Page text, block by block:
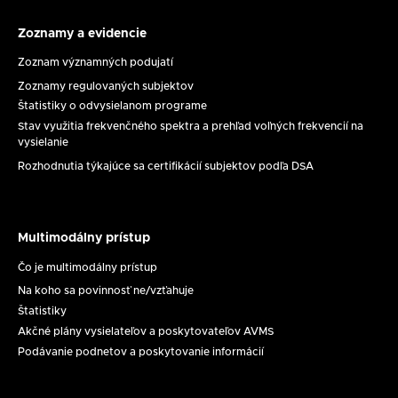
a
evidencie
Zoznamy a evidencie
Zoznam významných podujatí
Zoznamy regulovaných subjektov
Štatistiky o odvysielanom programe
Stav využitia frekvenčného spektra a prehľad voľných frekvencií na
vysielanie
Rozhodnutia týkajúce sa certifikácií subjektov podľa DSA
prístup
Multimodálny prístup
Čo je multimodálny prístup
Na koho sa povinnosť ne/vzťahuje
Štatistiky
Akčné plány vysielateľov a poskytovateľov AVMS
Podávanie podnetov a poskytovanie informácií
2026